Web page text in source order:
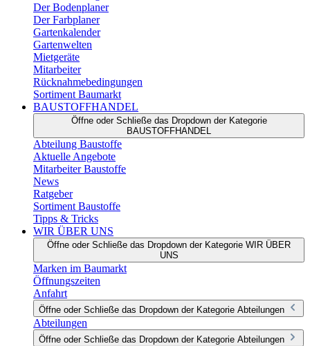
Der Bodenplaner
Der Farbplaner
Gartenkalender
Gartenwelten
Mietgeräte
Mitarbeiter
Rücknahmebedingungen
Sortiment Baumarkt
BAUSTOFFHANDEL
Öffne oder Schließe das Dropdown der Kategorie
BAUSTOFFHANDEL
Abteilung Baustoffe
Aktuelle Angebote
Mitarbeiter Baustoffe
News
Ratgeber
Sortiment Baustoffe
Tipps & Tricks
WIR ÜBER UNS
Öffne oder Schließe das Dropdown der Kategorie WIR ÜBER
UNS
Marken im Baumarkt
Öffnungszeiten
Anfahrt
Öffne oder Schließe das Dropdown der Kategorie Abteilungen
Abteilungen
Öffne oder Schließe das Dropdown der Kategorie Abteilungen